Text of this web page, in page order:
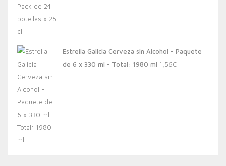
Estrella Galicia Cerveza sin Alcohol - Paquete
de 6 x 330 ml - Total: 1980 ml 1,56€